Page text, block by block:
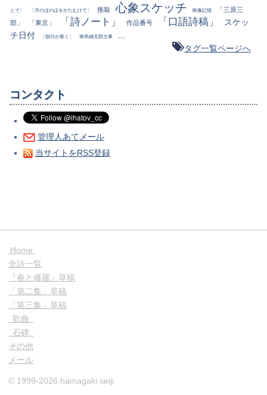
とで〕 〔月のほのほをかたむけて〕 推敲 心象スケッチ 映像記憶
「三原三
部」
「東京」 「詩ノート」 作品番号 「口語詩稿」
スケッ
チ日付
〔朝日が青く〕 軍馬補充部主事
タグ一覧ページへ
コンタクト
管理人あてメール
当サイトをRSS登録
Home
全詩一覧
『春と修羅』草稿
「第二集」草稿
「第三集」草稿
歌曲
石碑
その他
メール
© 1999-2026 hamagaki seiji.